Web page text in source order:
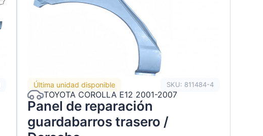
Última unidad disponible SKU: 811484-4
TOYOTA COROLLA E12 2001-2007
Panel de reparación
guardabarros trasero /